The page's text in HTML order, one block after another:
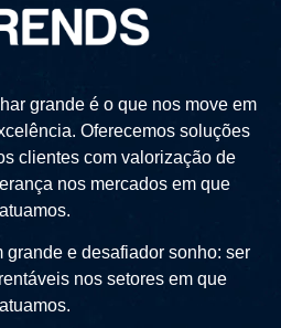
grande é o que nos move em
Oferecemos soluções
clientes com valorização de
nos mercados em que
atuamos.
grande e desafiador sonho: ser
nos setores em que
atuamos.